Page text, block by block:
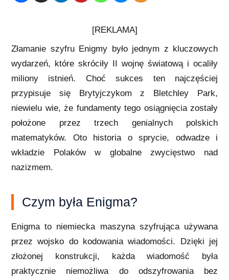
[REKLAMA]
Złamanie szyfru Enigmy było jednym z kluczowych
wydarzeń, które skróciły II wojnę światową i ocaliły
miliony istnień. Choć sukces ten najczęściej
przypisuje się Brytyjczykom z Bletchley Park,
niewielu wie, że fundamenty tego osiągnięcia zostały
położone przez trzech genialnych polskich
matematyków. Oto historia o sprycie, odwadze i
wkładzie Polaków w globalne zwycięstwo nad
nazizmem.
Czym była Enigma?
Enigma to niemiecka maszyna szyfrująca używana
przez wojsko do kodowania wiadomości. Dzięki jej
złożonej konstrukcji, każda wiadomość była
praktycznie niemożliwa do odszyfrowania bez